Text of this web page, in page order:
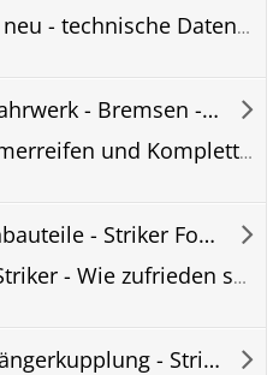
Dacia Striker 2026 neu - technische Daten : Vollhybrid ohne Plug-In / Laden
Reifen Felgen Räder - Fahrwerk - Bremsen - Striker Forum
Dacia Striker Sommerreifen und Kompletträder - Fotos Felgen - Dacia Original und Zubehörräder - Erfahrungen und Bilder
Karosserie, Blech- & Anbauteile - Striker Forum
Spaltmaße Dacia Striker - Wie zufrieden seid ihr? Probleme und Erfahrungen!
AHK Anhängelast - Anhängerkupplung - Striker Forum